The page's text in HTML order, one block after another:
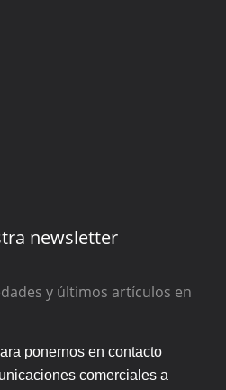
newsletter
y últimos artículos en
ponernos en contacto
comerciales a